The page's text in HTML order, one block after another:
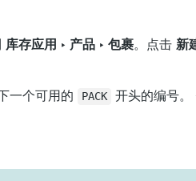
库存应用 ‣ 产品 ‣ 包裹。点击 新
一个可用的 PACK 开头的编号。